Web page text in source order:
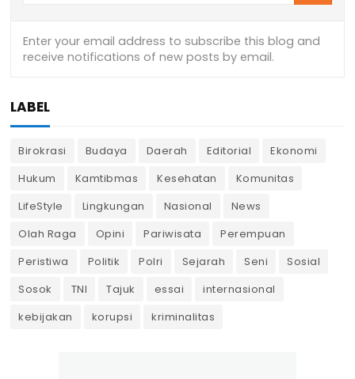
LABEL
Birokrasi Budaya Daerah Editorial
Ekonomi
Hukum
Kamtibmas Kesehatan
Komunitas
LifeStyle
Lingkungan Nasional
News
Olah Raga
Opini Pariwisata
Perempuan
Peristiwa
Politik Polri Sejarah Seni
Sosial
Sosok
TNI Tajuk essai
internasional
kebijakan
korupsi kriminalitas